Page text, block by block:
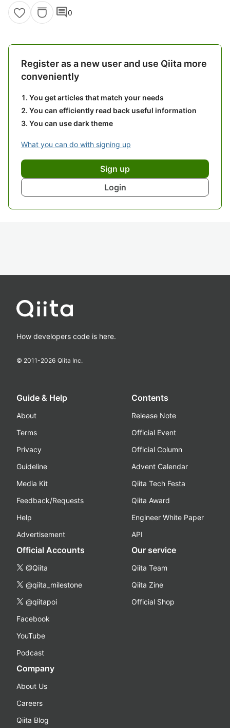
comment0
Register as a new user and use Qiita more
conveniently
You get articles that match your needs
You can efficiently read back useful information
You can use dark theme
What you can do with signing up
Sign up
Login
How developers code is here.
© 2011-2026 Qiita Inc.
Guide & Help
About
Terms
Privacy
Guideline
Media Kit
Feedback/Requests
Help
Advertisement
Contents
Release Note
Official Event
Official Column
Advent Calendar
Qiita Tech Festa
Qiita Award
Engineer White Paper
API
Official Accounts
@Qiita
@qiita_milestone
@qiitapoi
Facebook
YouTube
Podcast
Our service
Qiita Team
Qiita Zine
Official Shop
Company
About Us
Careers
Qiita Blog